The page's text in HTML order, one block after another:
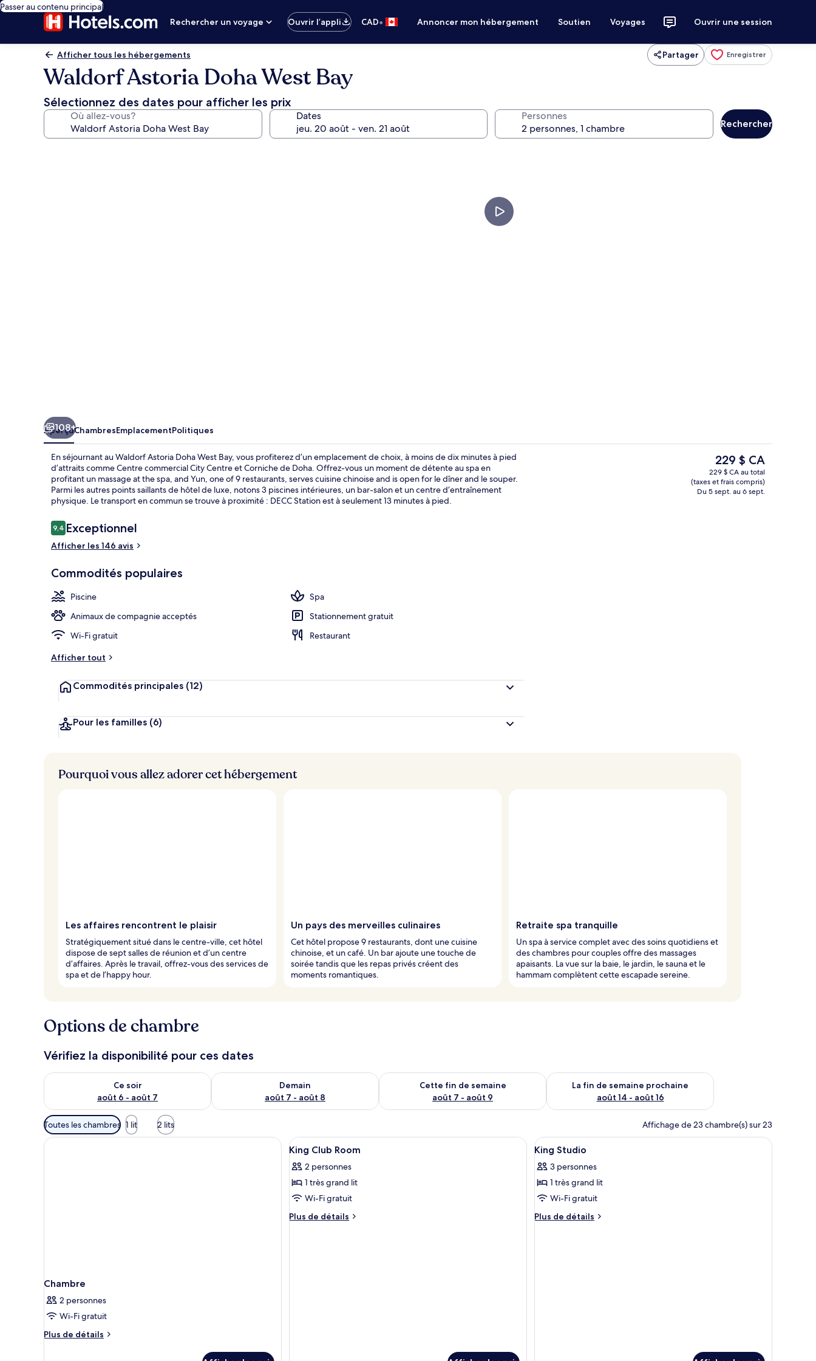
Passer au contenu principal
Rechercher un voyage
Ouvrir l’appli CAD• Annoncer mon hébergement Soutien Voyages Ouvrir une session
Afficher tous les hébergements Partager Enregistrer
Waldorf Astoria Doha West Bay
Sélectionnez des dates pour afficher les prix
Où allez-vous? Dates Personnes
Rechercher
Salle de soins pour les couples, sauna, bain de vapeur 9 restaurants servant le déjeuner, le
108+
AperçuChambresEmplacementPolitiques
En séjournant au Waldorf Astoria Doha West Bay, vous profiterez d’un emplacement de choix, à moins de dix minutes à pied
d’attraits comme Centre commercial City Centre et Corniche de Doha. Offrez-vous un moment de détente au spa en
profitant un massage at the spa, and Yun, one of 9 restaurants, serves cuisine chinoise and is open for le dîner and le souper.
Parmi les autres points saillants de hôtel de luxe, notons 3 piscines intérieures, un bar-salon et un centre d’entraînement
physique. Le transport en commun se trouve à proximité : DECC Station est à seulement 13 minutes à pied.
Avis
9,49,4 sur 10 –
Exceptionnel
Afficher les 146 avis
Commodités populaires
Piscine
Spa
Animaux de compagnie acceptés
Stationnement gratuit
Wi-Fi gratuit
Restaurant
Afficher tout
Commodités principales (12)
Pour les familles (6)
Le
prix
actuel
est
229 $ CA
229 $ CA au total
(taxes et frais compris)
Du 5 sept. au 6 sept.
Pourquoi vous allez adorer cet hébergement
Les affaires rencontrent le plaisir
Stratégiquement situé dans le centre-ville, cet hôtel
dispose de sept salles de réunion et d’un centre
d’affaires. Après le travail, offrez-vous des services de
spa et de l’happy hour.
Un pays des merveilles culinaires
Cet hôtel propose 9 restaurants, dont une cuisine
chinoise, et un café. Un bar ajoute une touche de
soirée tandis que les repas privés créent des
moments romantiques.
Retraite spa tranquille
Un spa à service complet avec des soins quotidiens et
des chambres pour couples offre des massages
apaisants. La vue sur la baie, le jardin, le sauna et le
hammam complètent cette escapade sereine.
Options de chambre
Vérifiez la disponibilité pour ces dates
Ce soir
août 6 - août 7
Vérifier la disponibilité pour ce soir août 6 - août 7
Demain
août 7 - août 8
Vérifier la disponibilité pour demain août 7 - août 8
Cette fin de semaine
août 7 - août 9
Vérifier la disponibilité pour cette fin de semaine août 7 - août 9
La fin de semaine prochaine
août 14 - août 16
Vérifier la disponibilité pour la fin de semaine prochaine août
Filtres
disponibles
pour
Toutes les chambres 1 lit 2 lits Affichage de 23 chambre(s) sur 23
Chambre
2 personnes
Wi-Fi gratuit
Plus de détails
Plus
Afficher
toutes
les
photos
pour
ce
Un hall d’entrée moderne doté d’un espace salon central, d’un magnifique lustre et d’un plafond haut.
1
King Club Room
2 personnes
1 très grand lit
Wi-Fi gratuit
Plus de détails
Plus
Afficher
toutes
les
photos
pour
ce
Un hall d’entrée moderne doté d’un
1
King Studio
3 personnes
1 très grand lit
Wi-Fi gratuit
Plus de détails
Plus